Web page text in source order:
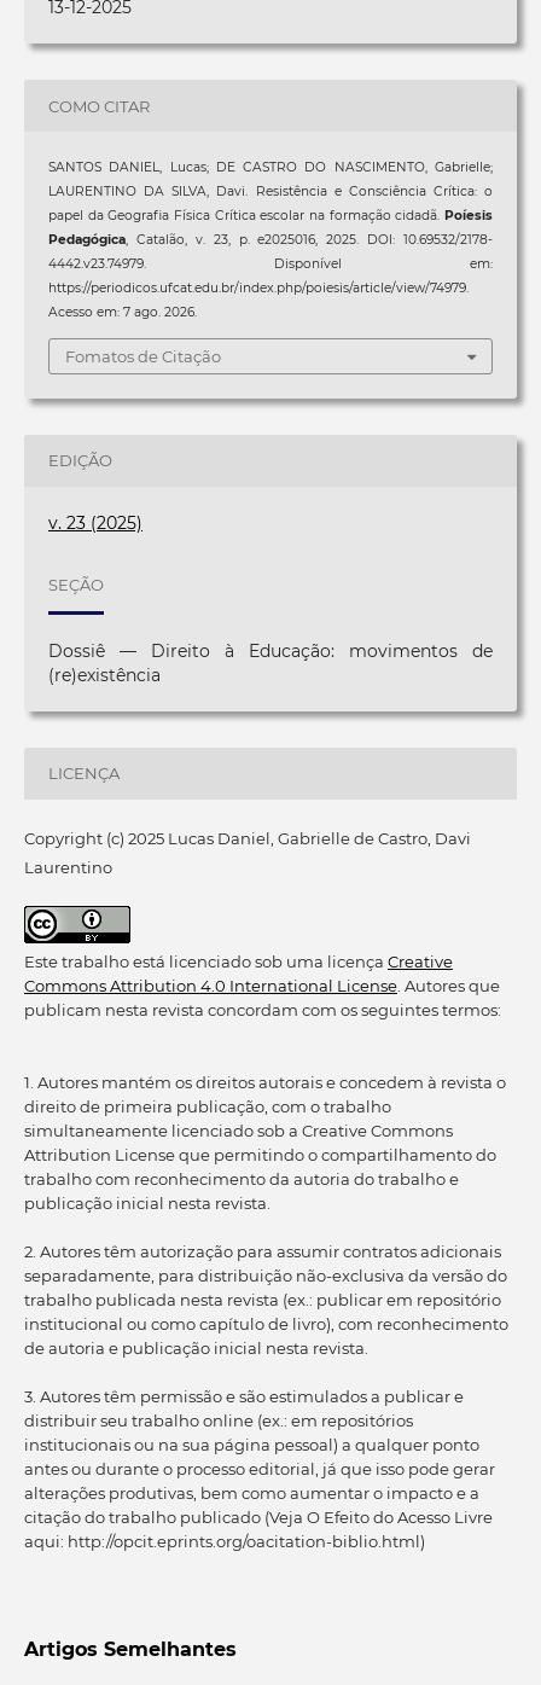
13-12-2025
COMO CITAR
SANTOS DANIEL, Lucas; DE CASTRO DO NASCIMENTO, Gabrielle;
LAURENTINO DA SILVA, Davi. Resistência e Consciência Crítica: o
papel da Geografia Física Crítica escolar na formação cidadã. Poíesis
Pedagógica, Catalão, v. 23, p. e2025016, 2025. DOI: 10.69532/2178-
4442.v23.74979. Disponível em:
https://periodicos.ufcat.edu.br/index.php/poiesis/article/view/74979.
Acesso em: 7 ago. 2026.
Fomatos de Citação
EDIÇÃO
v. 23 (2025)
SEÇÃO
Dossiê — Direito à Educação: movimentos de
(re)existência
LICENÇA
Copyright (c) 2025 Lucas Daniel, Gabrielle de Castro, Davi
Laurentino
Este trabalho está licenciado sob uma licença Creative
Commons Attribution 4.0 International License. Autores que
publicam nesta revista concordam com os seguintes termos:
1. Autores mantém os direitos autorais e concedem à revista o
direito de primeira publicação, com o trabalho
simultaneamente licenciado sob a Creative Commons
Attribution License que permitindo o compartilhamento do
trabalho com reconhecimento da autoria do trabalho e
publicação inicial nesta revista.
2. Autores têm autorização para assumir contratos adicionais
separadamente, para distribuição não-exclusiva da versão do
trabalho publicada nesta revista (ex.: publicar em repositório
institucional ou como capítulo de livro), com reconhecimento
de autoria e publicação inicial nesta revista.
3. Autores têm permissão e são estimulados a publicar e
distribuir seu trabalho online (ex.: em repositórios
institucionais ou na sua página pessoal) a qualquer ponto
antes ou durante o processo editorial, já que isso pode gerar
alterações produtivas, bem como aumentar o impacto e a
citação do trabalho publicado (Veja O Efeito do Acesso Livre
aqui: http://opcit.eprints.org/oacitation-biblio.html)
Artigos Semelhantes